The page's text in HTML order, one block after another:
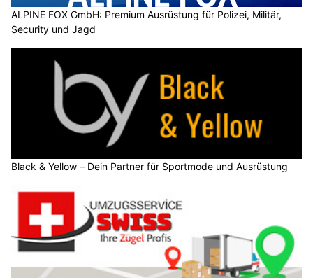
ALPINE FOX GmbH: Premium Ausrüstung für Polizei, Militär,
Security und Jagd
Black & Yellow – Dein Partner für Sportmode und Ausrüstung